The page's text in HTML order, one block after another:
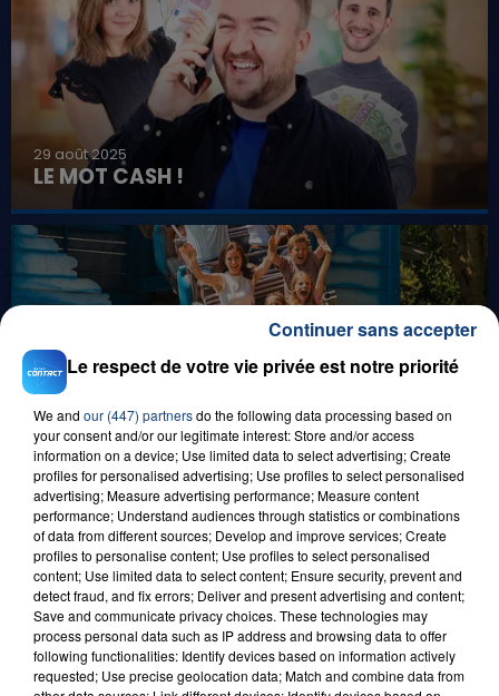
29 août 2025
LE MOT CASH !
8 août 2026
GAGNEZ VOS ENTRÉES EN FAMILLE À
BAGATELLE !
1er août 2026
Le respect de votre vie privée est notre priorité
We and our (447) partnersdo the following data processing based on
your consent and/or our legitimate interest: Store and/or access
information on a device; Use limited data to select advertising; Create
profiles for personalised advertising; Use profiles to select personalised
advertising; Measure advertising performance; Measure content
performance; Understand audiences through statistics or combinations
of data from different sources; Develop and improve services; Create
profiles to personalise content; Use profiles to select personalised
content; Use limited data to select content; Ensure security, prevent and
detect fraud, and fix errors; Deliver and present advertising and content;
Save and communicate privacy choices. These technologies may
process personal data such as IP address and browsing data to offer
following functionalities: Identify devices based on information actively
requested; Use precise geolocation data; Match and combine data from
Continuer sans accepter